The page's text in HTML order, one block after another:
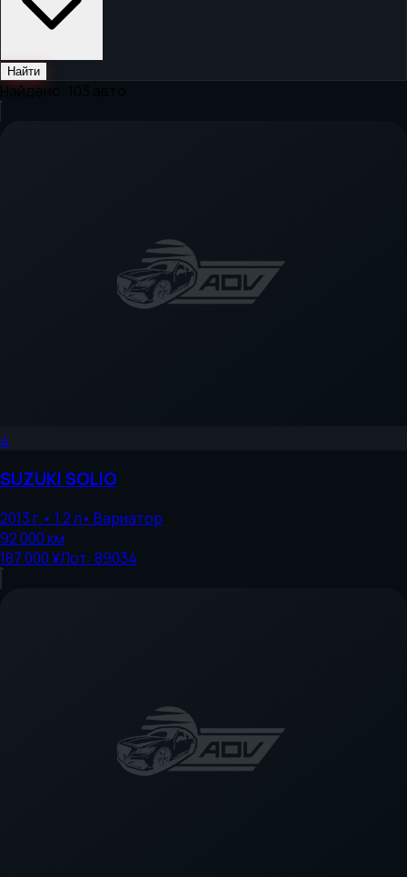
Найти
Найдено:
4
SUZUKISOLIO
2013г.• 1.2л• Вариатор
92 000км
187 000 ¥Лот: 89034